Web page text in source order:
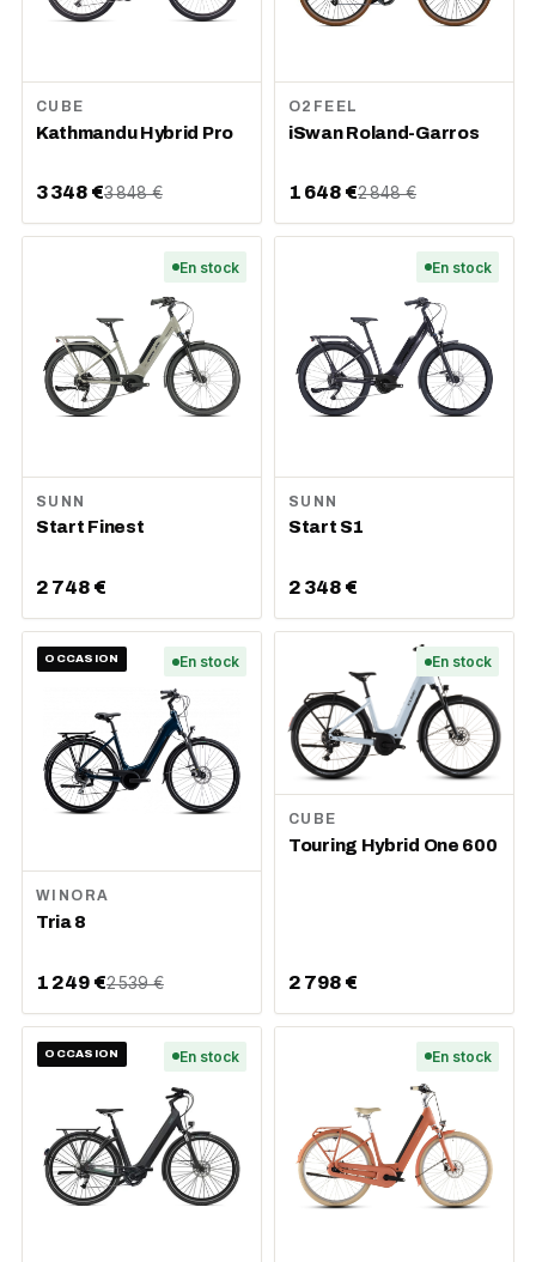
CUBE
Kathmandu Hybrid Pro
3 348 €3 848 €
O2FEEL
iSwan Roland-Garros
1 648 €2 848 €
En stock
SUNN
Start Finest
2 748 €
En stock
SUNN
Start S1
2 348 €
OCCASION En stock
WINORA
Tria 8
1 249 €2 539 €
En stock
CUBE
Touring Hybrid One 600
2 798 €
OCCASION En stock En stock